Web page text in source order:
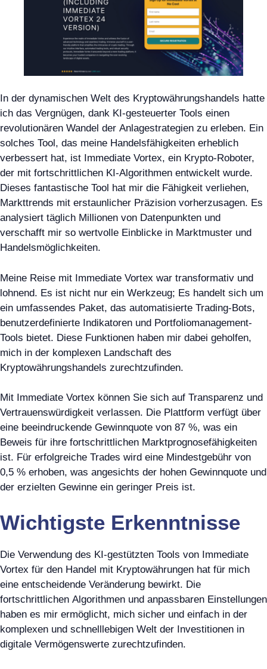
In der dynamischen Welt des Kryptowährungshandels hatte
ich das Vergnügen, dank KI-gesteuerter Tools einen
revolutionären Wandel der Anlagestrategien zu erleben. Ein
solches Tool, das meine Handelsfähigkeiten erheblich
verbessert hat, ist Immediate Vortex, ein Krypto-Roboter,
der mit fortschrittlichen KI-Algorithmen entwickelt wurde.
Dieses fantastische Tool hat mir die Fähigkeit verliehen,
Markttrends mit erstaunlicher Präzision vorherzusagen. Es
analysiert täglich Millionen von Datenpunkten und
verschafft mir so wertvolle Einblicke in Marktmuster und
Handelsmöglichkeiten.
Meine Reise mit Immediate Vortex war transformativ und
lohnend. Es ist nicht nur ein Werkzeug; Es handelt sich um
ein umfassendes Paket, das automatisierte Trading-Bots,
benutzerdefinierte Indikatoren und Portfoliomanagement-
Tools bietet. Diese Funktionen haben mir dabei geholfen,
mich in der komplexen Landschaft des
Kryptowährungshandels zurechtzufinden.
Mit Immediate Vortex können Sie sich auf Transparenz und
Vertrauenswürdigkeit verlassen. Die Plattform verfügt über
eine beeindruckende Gewinnquote von 87 %, was ein
Beweis für ihre fortschrittlichen Marktprognosefähigkeiten
ist. Für erfolgreiche Trades wird eine Mindestgebühr von
0,5 % erhoben, was angesichts der hohen Gewinnquote und
der erzielten Gewinne ein geringer Preis ist.
Wichtigste Erkenntnisse
Die Verwendung des KI-gestützten Tools von Immediate
Vortex für den Handel mit Kryptowährungen hat für mich
eine entscheidende Veränderung bewirkt. Die
fortschrittlichen Algorithmen und anpassbaren Einstellungen
haben es mir ermöglicht, mich sicher und einfach in der
komplexen und schnelllebigen Welt der Investitionen in
digitale Vermögenswerte zurechtzufinden.